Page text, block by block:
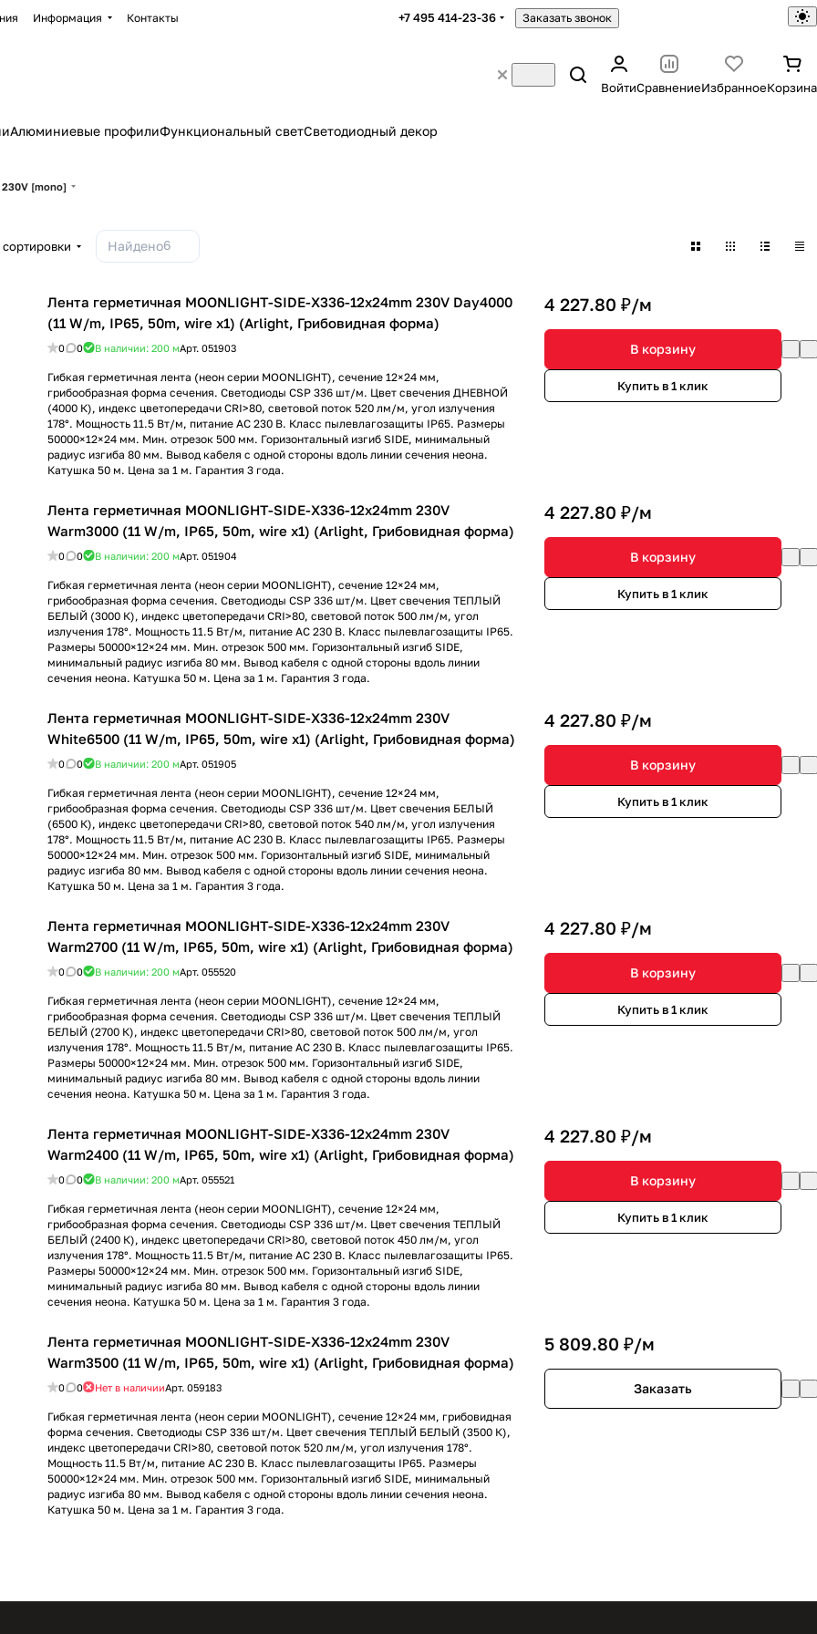
Информация Контакты +7 495 414-23-36 Заказать звонок
ВойтиСравнениеИзбранноеКорзина
Алюминиевые профилиФункциональный светСветодиодный декор
[mono]
Найдено6
Лента герметичная MOONLIGHT-SIDE-X336-12x24mm 230V Day4000
(11 W/m, IP65, 50m, wire x1) (Arlight, Грибовидная форма)
0 0 В наличии: 200 мАрт. 051903
Гибкая герметичная лента (неон серии MOONLIGHT), сечение 12×24 мм,
грибообразная форма сечения. Светодиоды CSP 336 шт/м. Цвет свечения ДНЕВНОЙ
(4000 К), индекс цветопередачи CRI>80, световой поток 520 лм/м, угол излучения
178°. Мощность 11.5 Вт/м, питание AC 230 В. Класс пылевлагозащиты IP65. Размеры
50000×12×24 мм. Мин. отрезок 500 мм. Горизонтальный изгиб SIDE, минимальный
радиус изгиба 80 мм. Вывод кабеля с одной стороны вдоль линии сечения неона.
Катушка 50 м. Цена за 1 м. Гарантия 3 года.
4 227.80 ₽/м
В корзину
Купить в 1 клик
Лента герметичная MOONLIGHT-SIDE-X336-12x24mm 230V
Warm3000 (11 W/m, IP65, 50m, wire x1) (Arlight, Грибовидная форма)
0 0 В наличии: 200 мАрт. 051904
Гибкая герметичная лента (неон серии MOONLIGHT), сечение 12×24 мм,
грибообразная форма сечения. Светодиоды CSP 336 шт/м. Цвет свечения ТЕПЛЫЙ
БЕЛЫЙ (3000 К), индекс цветопередачи CRI>80, световой поток 500 лм/м, угол
излучения 178°. Мощность 11.5 Вт/м, питание AC 230 В. Класс пылевлагозащиты IP65.
Размеры 50000×12×24 мм. Мин. отрезок 500 мм. Горизонтальный изгиб SIDE,
минимальный радиус изгиба 80 мм. Вывод кабеля с одной стороны вдоль линии
сечения неона. Катушка 50 м. Цена за 1 м. Гарантия 3 года.
4 227.80 ₽/м
В корзину
Купить в 1 клик
Лента герметичная MOONLIGHT-SIDE-X336-12x24mm 230V
White6500 (11 W/m, IP65, 50m, wire x1) (Arlight, Грибовидная форма)
0 0 В наличии: 200 мАрт. 051905
Гибкая герметичная лента (неон серии MOONLIGHT), сечение 12×24 мм,
грибообразная форма сечения. Светодиоды CSP 336 шт/м. Цвет свечения БЕЛЫЙ
(6500 К), индекс цветопередачи CRI>80, световой поток 540 лм/м, угол излучения
178°. Мощность 11.5 Вт/м, питание AC 230 В. Класс пылевлагозащиты IP65. Размеры
50000×12×24 мм. Мин. отрезок 500 мм. Горизонтальный изгиб SIDE, минимальный
радиус изгиба 80 мм. Вывод кабеля с одной стороны вдоль линии сечения неона.
Катушка 50 м. Цена за 1 м. Гарантия 3 года.
4 227.80 ₽/м
В корзину
Купить в 1 клик
Лента герметичная MOONLIGHT-SIDE-X336-12x24mm 230V
Warm2700 (11 W/m, IP65, 50m, wire x1) (Arlight, Грибовидная форма)
0 0 В наличии: 200 мАрт. 055520
Гибкая герметичная лента (неон серии MOONLIGHT), сечение 12×24 мм,
грибообразная форма сечения. Светодиоды CSP 336 шт/м. Цвет свечения ТЕПЛЫЙ
БЕЛЫЙ (2700 К), индекс цветопередачи CRI>80, световой поток 500 лм/м, угол
излучения 178°. Мощность 11.5 Вт/м, питание AC 230 В. Класс пылевлагозащиты IP65.
Размеры 50000×12×24 мм. Мин. отрезок 500 мм. Горизонтальный изгиб SIDE,
минимальный радиус изгиба 80 мм. Вывод кабеля с одной стороны вдоль линии
сечения неона. Катушка 50 м. Цена за 1 м. Гарантия 3 года.
4 227.80 ₽/м
В корзину
Купить в 1 клик
Лента герметичная MOONLIGHT-SIDE-X336-12x24mm 230V
Warm2400 (11 W/m, IP65, 50m, wire x1) (Arlight, Грибовидная форма)
0 0 В наличии: 200 мАрт. 055521
Гибкая герметичная лента (неон серии MOONLIGHT), сечение 12×24 мм,
грибообразная форма сечения. Светодиоды CSP 336 шт/м. Цвет свечения ТЕПЛЫЙ
БЕЛЫЙ (2400 К), индекс цветопередачи CRI>80, световой поток 450 лм/м, угол
излучения 178°. Мощность 11.5 Вт/м, питание AC 230 В. Класс пылевлагозащиты IP65.
Размеры 50000×12×24 мм. Мин. отрезок 500 мм. Горизонтальный изгиб SIDE,
минимальный радиус изгиба 80 мм. Вывод кабеля с одной стороны вдоль линии
сечения неона. Катушка 50 м. Цена за 1 м. Гарантия 3 года.
4 227.80 ₽/м
В корзину
Купить в 1 клик
Лента герметичная MOONLIGHT-SIDE-X336-12x24mm 230V
Warm3500 (11 W/m, IP65, 50m, wire x1) (Arlight, Грибовидная форма)
0 0 Нет в наличииАрт. 059183
Гибкая герметичная лента (неон серии MOONLIGHT), сечение 12×24 мм, грибовидная
форма сечения. Светодиоды CSP 336 шт/м. Цвет свечения ТЕПЛЫЙ БЕЛЫЙ (3500 К),
индекс цветопередачи CRI>80, световой поток 520 лм/м, угол излучения 178°.
Мощность 11.5 Вт/м, питание AC 230 В. Класс пылевлагозащиты IP65. Размеры
50000×12×24 мм. Мин. отрезок 500 мм. Горизонтальный изгиб SIDE, минимальный
радиус изгиба 80 мм. Вывод кабеля с одной стороны вдоль линии сечения неона.
Катушка 50 м. Цена за 1 м. Гарантия 3 года.
5 809.80 ₽/м
Заказать